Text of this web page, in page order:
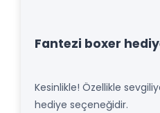
Fantezi boxer
Kesinlikle! Özellikle
hediye seçeneğidir.